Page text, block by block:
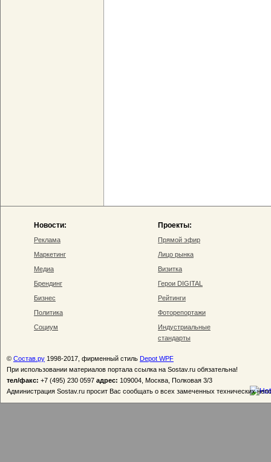
Новости:
Реклама
Маркетинг
Медиа
Брендинг
Бизнес
Политика
Социум
Проекты:
Прямой эфир
Лицо рынка
Визитка
Герои DIGITAL
Рейтинги
Фоторепортажи
Индустриальные
стандарты
© Состав.ру 1998-2017, фирменный стиль Depot WPF
При использовании материалов портала ссылка на Sostav.ru обязательна!
тел/факс: +7 (495) 230 0597 адрес: 109004, Москва, Полковая 3/3
Администрация Sostav.ru просит Вас сообщать о всех замеченных технических